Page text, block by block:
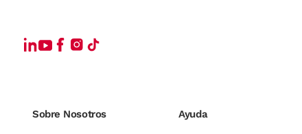
Sobre Nosotros Ayuda